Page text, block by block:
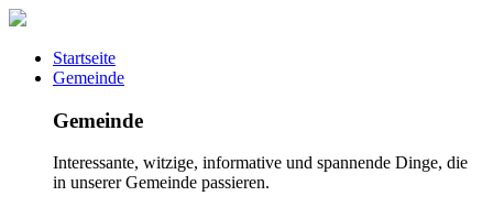
Startseite
Gemeinde
Gemeinde
Interessante, witzige, informative und spannende Dinge, die
in unserer Gemeinde passieren.